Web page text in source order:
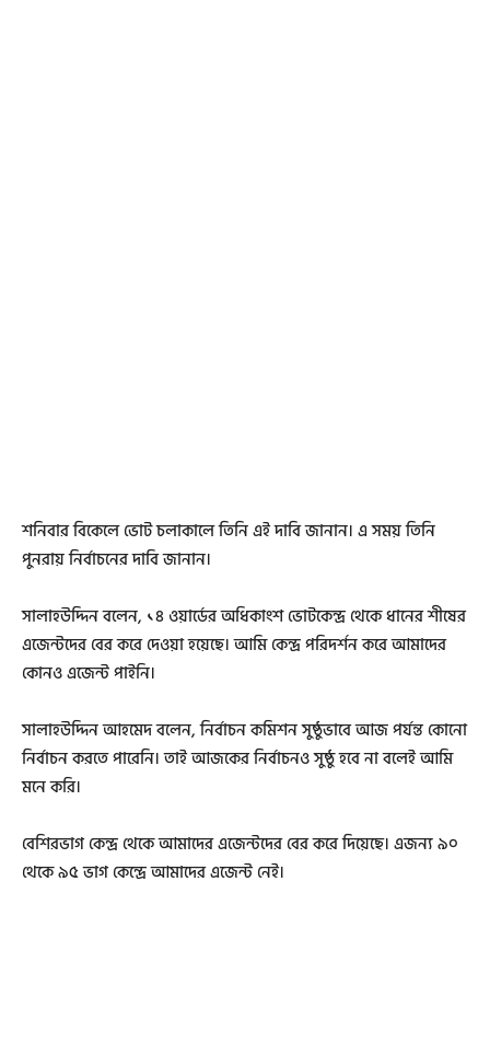
শনিবার বিকেলে ভোট চলাকালে তিনি এই দাবি জানান। এ সময় তিনি
পুনরায় নির্বাচনের দাবি জানান।
সালাহউদ্দিন বলেন, ১৪ ওয়ার্ডের অধিকাংশ ভোটকেন্দ্র থেকে ধানের শীষের
এজেন্টদের বের করে দেওয়া হয়েছে। আমি কেন্দ্র পরিদর্শন করে আমাদের
কোনও এজেন্ট পাইনি।
সালাহউদ্দিন আহমেদ বলেন, নির্বাচন কমিশন সুষ্ঠুভাবে আজ পর্যন্ত কোনো
নির্বাচন করতে পারেনি। তাই আজকের নির্বাচনও সুষ্ঠু হবে না বলেই আমি
মনে করি।
বেশিরভাগ কেন্দ্র থেকে আমাদের এজেন্টদের বের করে দিয়েছে। এজন্য ৯০
থেকে ৯৫ ভাগ কেন্দ্রে আমাদের এজেন্ট নেই।